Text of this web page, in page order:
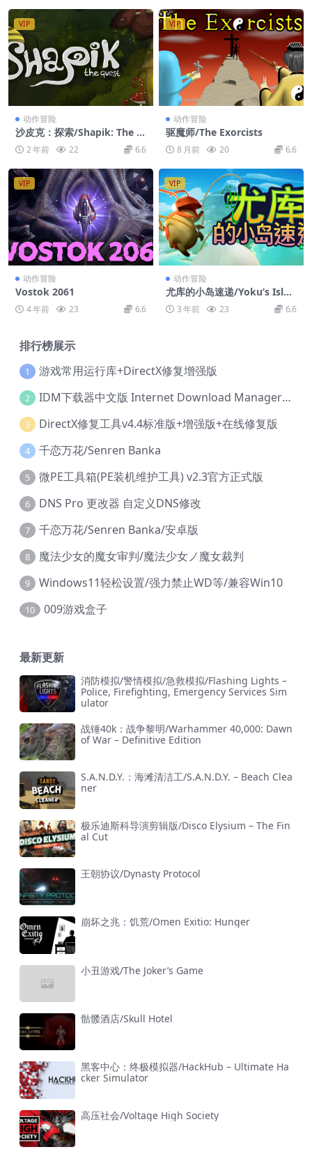
VIP
动作冒险
沙皮克：探索/Shapik: The Q
uest2 年前 22 6.6
VIP
动作冒险
驱魔师/The Exorcists
8 月前 20 6.6
VIP
动作冒险
Vostok 2061
4 年前 23 6.6
VIP
动作冒险
尤库的小岛速递/Yoku’s Islan
d Express
3 年前 23 6.6
排行榜展示
1 游戏常用运行库+DirectX修复增强版
2 IDM下载器中文版 Internet Download Manager v6.42.36 IDM
3 DirectX修复工具v4.4标准版+增强版+在线修复版
4 千恋万花/Senren Banka
5 微PE工具箱(PE装机维护工具) v2.3官方正式版
6 DNS Pro 更改器 自定义DNS修改
7 千恋万花/Senren Banka/安卓版
8 魔法少女的魔女审判/魔法少女ノ魔女裁判
9 Windows11轻松设置/强力禁止WD等/兼容Win10
10 009游戏盒子
最新更新
消防模拟/警情模拟/急救模拟/Flashing Lights –
Police, Firefighting, Emergency Services Sim
ulator
战锤40k：战争黎明/Warhammer 40,000: Dawn
of War – Definitive Edition
S.A.N.D.Y.：海滩清洁工/S.A.N.D.Y. – Beach Clea
ner
极乐迪斯科导演剪辑版/Disco Elysium – The Fin
al Cut
王朝协议/Dynasty Protocol
崩坏之兆：饥荒/Omen Exitio: Hunger
小丑游戏/The Joker’s Game
骷髅酒店/Skull Hotel
黑客中心：终极模拟器/HackHub – Ultimate Ha
cker Simulator
高压社会/Voltage High Society